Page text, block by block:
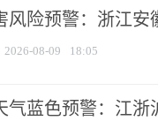
风险预警：浙江安
2026-08-09 18:05
气蓝色预警：江浙